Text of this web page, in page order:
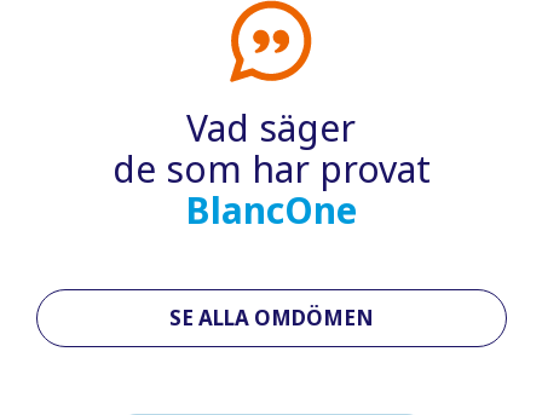
Vad säger
de som har provat
BlancOne
SE ALLA OMDÖMEN